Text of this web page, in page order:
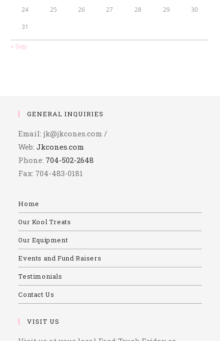
24 25 26 27 28 29 30
31
« Sep
GENERAL INQUIRIES
Email: jk@jkcones.com /
Web:Jkcones.com
Phone: 704-502-2648
Fax: 704-483-0181
Home
Our Kool Treats
Our Equipment
Events and Fund Raisers
Testimonials
Contact Us
VISIT US